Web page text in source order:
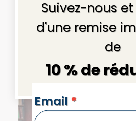
Suivez-nous
d'une remise
de
10 % de
NEWSLETTERS
Email *
Collier perles
36,90€
Sac banane en
Marron - 36x12x8cm
Portefeuille
55,00€